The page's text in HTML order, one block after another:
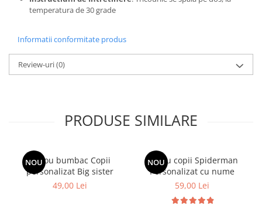
temperatura de 30 grade
Informatii conformitate produs
Review-uri(0)
PRODUSE SIMILARE
NOU
Tricou bumbac Copii
personalizat Big sister
49,00 Lei
NOU
Tricou copii Spiderman
Personalizat cu nume
59,00 Lei